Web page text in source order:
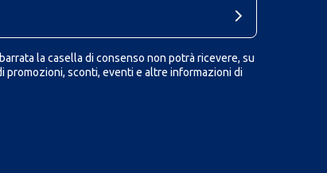
la casella di consenso non potrà ricevere, su
promozioni, sconti, eventi e altre informazioni di